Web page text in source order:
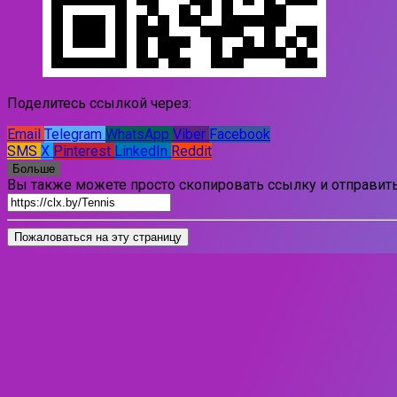
Поделитесь ссылкой через:
Email Telegram WhatsApp Viber Facebook
SMS X Pinterest LinkedIn Reddit
Больше
Вы также можете просто скопировать ссылку и
Пожаловаться на эту страницу